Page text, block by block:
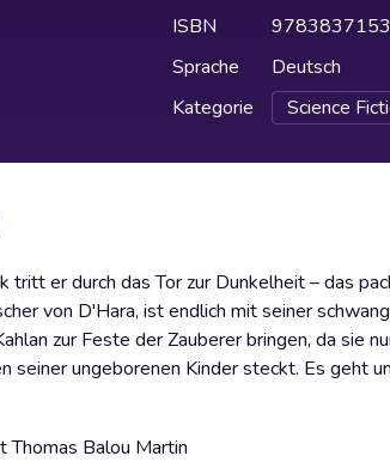
ISBN
Sprache
Deutsch
Kategorie
Science
tritt er durch das Tor zur Dunkelheit – das
von D'Hara, ist endlich mit seiner
zur Feste der Zauberer bringen, da sie
seiner ungeborenen Kinder steckt. Es geht
Thomas Balou Martin